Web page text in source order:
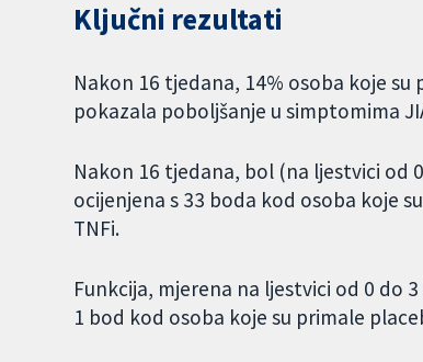
Ključni rezultati
Nakon 16 tjedana, 14% osoba koje su
pokazala poboljšanje u simptomima
Nakon 16 tjedana, bol (na ljestvici od
ocijenjena s 33 boda kod osoba koje
TNFi.
Funkcija, mjerena na ljestvici od 0 do
1 bod kod osoba koje su primale